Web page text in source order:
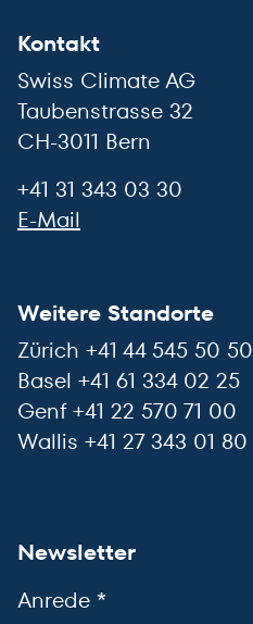
Kontakt
Swiss Climate AG
Taubenstrasse 32
CH-3011 Bern
+41 31 343 03 30
E-Mail
Weitere Standorte
Zürich +41 44 545 50 50
Basel +41 61 334 02 25
Genf +41 22 570 71 00
Wallis +41 27 343 01 80
Newsletter